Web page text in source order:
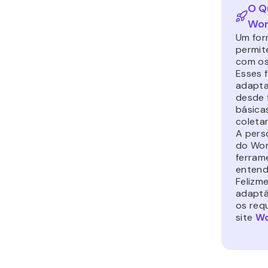
O
Um
com
Esses
desde
A
do
os
site